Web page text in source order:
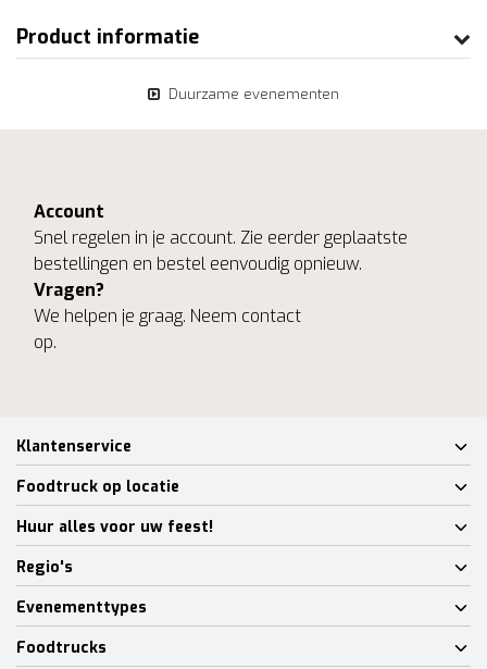
Product informatie
Duurzame evenementen
Account
Snel regelen in je account. Zie eerder geplaatste
bestellingen en bestel eenvoudig opnieuw.
Vragen?
We helpen je graag. Neem contact
op.
Klantenservice
Foodtruck op locatie
Huur alles voor uw feest!
Regio's
Evenementtypes
Foodtrucks